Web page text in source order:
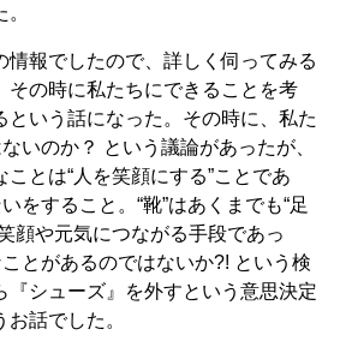
情報でしたので、詳しく伺ってみる
その時に私たちにできることを考
という話になった。その時に、私た
いのか？ という議論があったが、
とは“人を笑顔にする”ことであ
をすること。“靴”はあくまでも“足
顔や元気につながる手段であっ
ことがあるのではないか?! という検
『シューズ』を外すという意思決定
話でした。